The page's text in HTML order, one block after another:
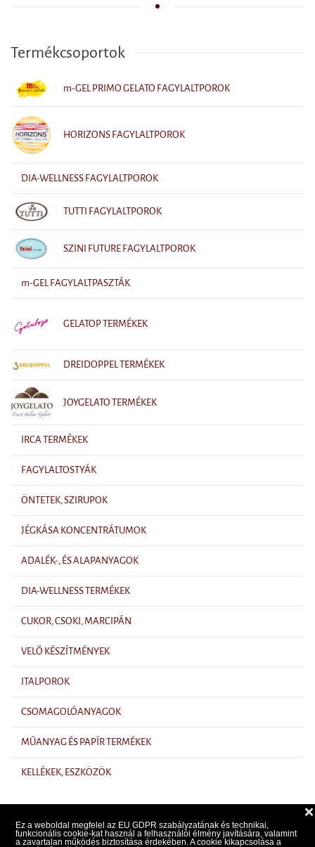
Ez a weboldal megfelel az EU GDPR szabályzatának és technikai,
funkcionális cookie-kat használ a felhasználói élmény javítására, valamint
a zavartalan működés biztosítása érdekében. A cookie kikapcsolása a
❌
Termékcsoportok
m-GEL PRIMO GELATO FAGYLALTPOROK
HORIZONS FAGYLALTPOROK
DIA-WELLNESS FAGYLALTPOROK
TUTTI FAGYLALTPOROK
SZINI FUTURE FAGYLALTPOROK
m-GEL FAGYLALTPASZTÁK
GELATOP TERMÉKEK
DREIDOPPEL TERMÉKEK
JOYGELATO TERMÉKEK
IRCA TERMÉKEK
FAGYLALTOSTYÁK
ÖNTETEK, SZIRUPOK
JÉGKÁSA KONCENTRÁTUMOK
ADALÉK-, ÉS ALAPANYAGOK
DIA-WELLNESS TERMÉKEK
CUKOR, CSOKI, MARCIPÁN
VELŐ KÉSZÍTMÉNYEK
ITALPOROK
CSOMAGOLÓANYAGOK
MŰANYAG ÉS PAPÍR TERMÉKEK
KELLÉKEK, ESZKÖZÖK